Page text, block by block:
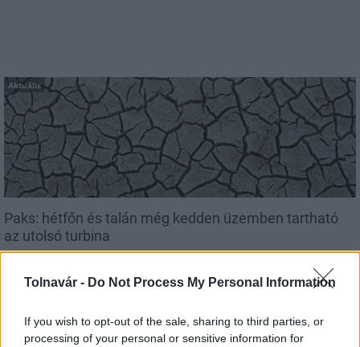
Tolnavár - Do Not Process My Personal Information
If you wish to opt-out of the sale, sharing to third parties, or
processing of your personal or sensitive information for
Aktuális
Paks: hétfőn és talán még kedden üzemben tartható
az utolsó turbina
Aktuális